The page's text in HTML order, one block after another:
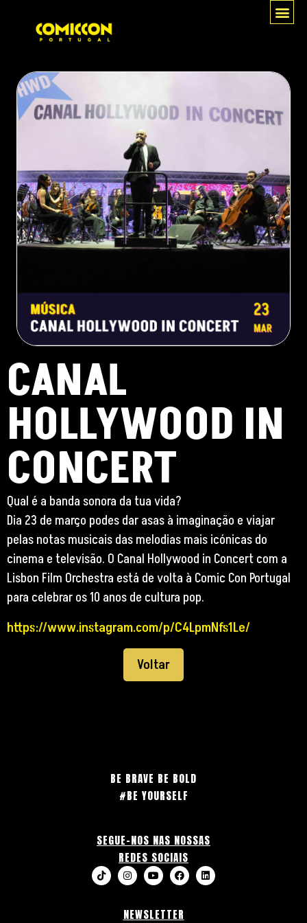
CANAL
HOLLYWOOD IN
CONCERT
Qual é a banda sonora da tua vida?
Dia 23 de março podes dar asas à imaginação e viajar
pelas notas musicais das melodias mais icónicas do
cinema e televisão. O Canal Hollywood in Concert com a
Lisbon Film Orchestra está de volta à Comic Con Portugal
para celebrar os 10 anos de cultura pop.
https://www.instagram.com/p/C4LpmNfs1Le/
Voltar
BE BRAVE BE BOLD
#BE YOURSELF
SEGUE-NOS NAS NOSSAS
REDES SOCIAIS
NEWSLETTER